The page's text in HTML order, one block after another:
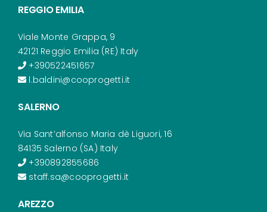
REGGIO EMILIA
Viale Monte Grappa, 9
42121 Reggio Emilia (RE) Italy
+390522451657
l.baldini@cooprogetti.it
SALERNO
Via Sant’alfonso Maria dè Liguori, 16
84135 Salerno (SA) Italy
+390892855686
staff.sa@cooprogetti.it
AREZZO